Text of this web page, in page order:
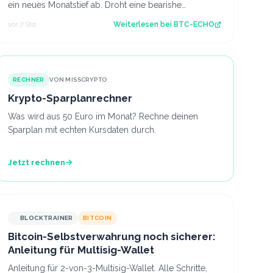
ein neues Monatstief ab. Droht eine bearishe
vor 7 Std. Weiterlesen bei BTC-ECHO
RECHNER VON MISSCRYPTO
Krypto-Sparplanrechner
Was wird aus 50 Euro im Monat? Rechne deinen
Sparplan mit echten Kursdaten durch.
Jetzt rechnen
BLOCKTRAINER BITCOIN
Bitcoin-Selbstverwahrung noch sicherer:
Anleitung für Multisig-Wallet
Anleitung für 2-von-3-Multisig-Wallet. Alle Schritte,